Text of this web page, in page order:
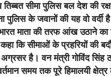
तिब्बत सीमा पुलिस बल देश की
पुलिस के जवानों की यह वो
माता की तरफ आंख उठाने
कहा कि सीमाओं के प्रहरियों की
है। वन मंत्री गोविंद
समय तक पूरे हिमालयी क्षेत्र